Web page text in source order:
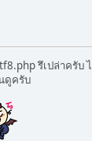
รึเปล่าครับ
ดูครับ